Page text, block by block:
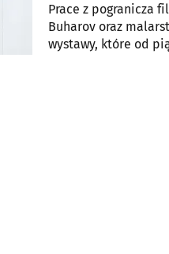
Prace z pogranicza
Buharov oraz
wystawy, które od